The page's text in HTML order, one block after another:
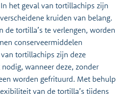
het geval van tortillachips zijn
kruiden van belang.
de tortilla’s te verlengen, worden
conserveermiddelen
tortillachips zijn deze
wanneer deze, zonder
worden gefrituurd. Met behulp
van de tortilla’s tijdens